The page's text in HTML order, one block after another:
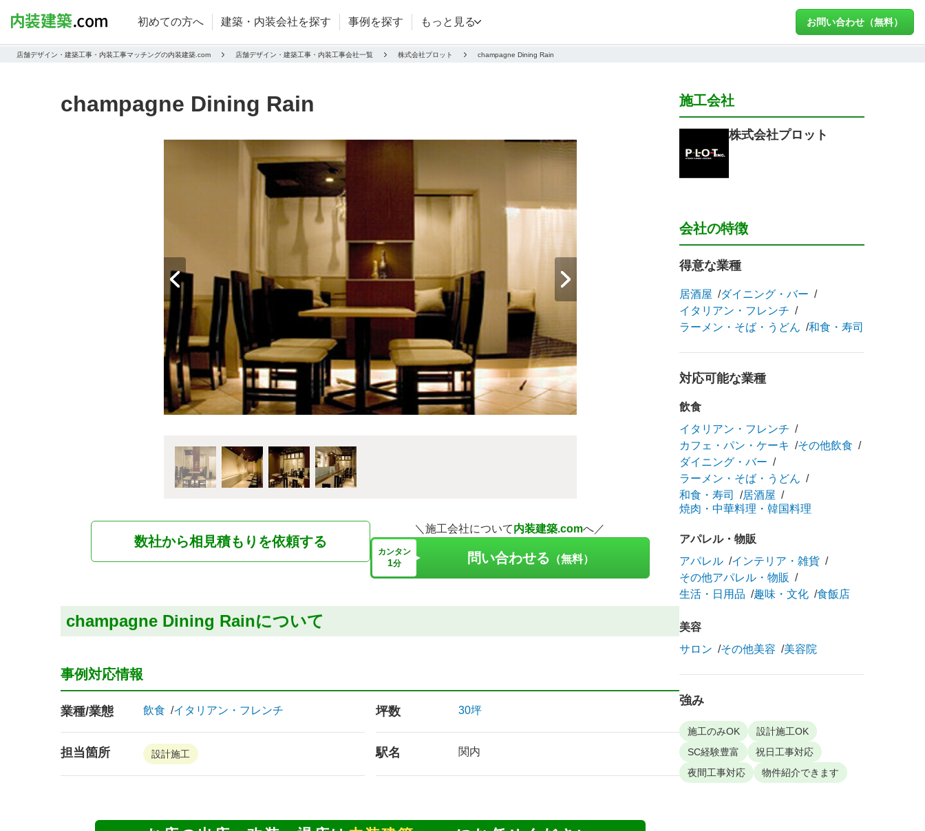
初めての方へ 建築・内装会社を探す 事例を探す もっと見る お問い合わせ（無料）
店舗デザイン・建築工事・内装工事マッチングの内装建築.com 店舗デザイン・建築工事・内装工事会社一覧 株式会社プロット champagne Dining Rain
champagne Dining Rain
数社から相見積もりを依頼する
＼施工会社について内装建築.comへ／
カンタン
1分 問い合わせる （無料）
champagne Dining Rainについて
事例対応情報
業種/業態 飲食 イタリアン・フレンチ 坪数 30坪
担当箇所 設計施工 駅名 関内
施工会社
株式会社プロット
会社の特徴
得意な業種
居酒屋
ダイニング・バー
イタリアン・フレンチ
ラーメン・そば・うどん
和食・寿司
対応可能な業種
飲食
イタリアン・フレンチ
カフェ・パン・ケーキ
その他飲食
ダイニング・バー
ラーメン・そば・うどん
和食・寿司
居酒屋
焼肉・中華料理・韓国料理
アパレル・物販
アパレル
インテリア・雑貨
その他アパレル・物販
生活・日用品
趣味・文化 食飯店
美容
サロン
その他美容 美容院
強み
施工のみOK
設計施工OK
SC経験豊富
祝日工事対応
夜間工事対応
物件紹介できます